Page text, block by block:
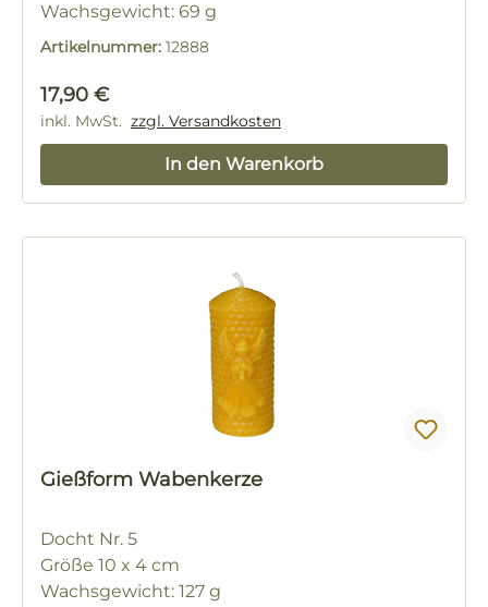
Wachsgewicht: 69 g
Artikelnummer: 12888
Regulärer Preis:
17,90 €
inkl. MwSt. zzgl. Versandkosten
In den Warenkorb
Gießform Wabenkerze
Docht Nr. 5
Größe 10 x 4 cm
Wachsgewicht: 127 g